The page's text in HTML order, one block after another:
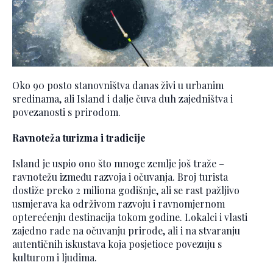
Oko 90 posto stanovništva danas živi u urbanim
sredinama, ali Island i dalje čuva duh zajedništva i
povezanosti s prirodom.
Ravnoteža turizma i tradicije
Island je uspio ono što mnoge zemlje još traže –
ravnotežu između razvoja i očuvanja. Broj turista
dostiže preko 2 miliona godišnje, ali se rast pažljivo
usmjerava ka održivom razvoju i ravnomjernom
opterećenju destinacija tokom godine. Lokalci i vlasti
zajedno rade na očuvanju prirode, ali i na stvaranju
autentičnih iskustava koja posjetioce povezuju s
kulturom i ljudima.